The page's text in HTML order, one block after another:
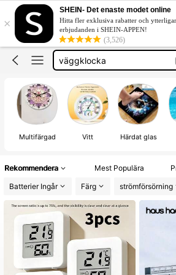
×
SHEIN- Det enaste modet online
Hitta fler exklusiva rabatter och
erbjudanden i SHEIN-APPEN!
(3,526)
termometer ute och inne
våg vikt
väggklocka
smart home
termometer ute och inne
Multifärgad Vitt Härdat glas
Rekommendera Mest Populära
Batterier Ingår
Färg strömförsörning